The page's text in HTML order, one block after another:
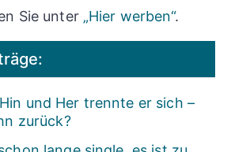
Sie unter „Hier werben“.
und Her trennte er sich –
zurück?